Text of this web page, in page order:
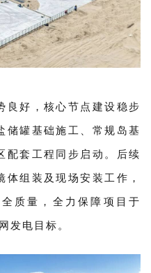
良好，核心节点建设稳步
储罐基础施工、常规岛基
配套工程同步启动。后续
组装及现场安装工作，
质量，全力保障项目于
发电目标。